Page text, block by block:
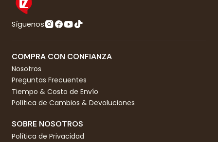
Síguenos
COMPRA CON CONFIANZA
Nosotros
Preguntas Frecuentes
Tiempo & Costo de Envío
Política de Cambios & Devoluciones
SOBRE NOSOTROS
Política de Privacidad